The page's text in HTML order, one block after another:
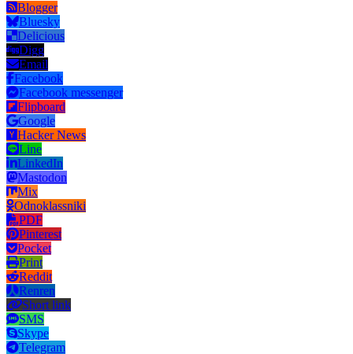
Blogger
Bluesky
Delicious
Digg
Email
Facebook
Facebook messenger
Flipboard
Google
Hacker News
Line
LinkedIn
Mastodon
Mix
Odnoklassniki
PDF
Pinterest
Pocket
Print
Reddit
Renren
Short link
SMS
Skype
Telegram